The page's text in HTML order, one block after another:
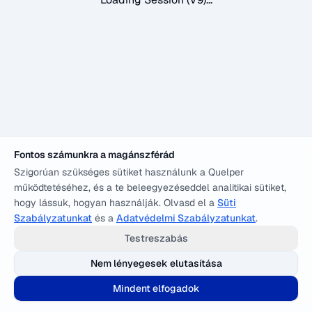
Fontos számunkra a magánszférád
Szigorúan szükséges sütiket használunk a Quelper
működtetéséhez, és a te beleegyezéseddel analitikai sütiket,
hogy lássuk, hogyan használják. Olvasd el a Süti
Szabályzatunkat és a Adatvédelmi Szabályzatunkat.
Testreszabás
Nem lényegesek elutasítása
Mindent elfogadok